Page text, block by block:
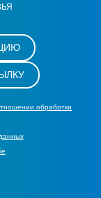
обработки